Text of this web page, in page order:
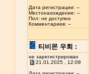
Дата регистрации: --
Местонахождение: --
Пол: не доступно
Комментариев: --
티비몬 우회 :
не зарегистрирован
21.01.2025 , 12:09